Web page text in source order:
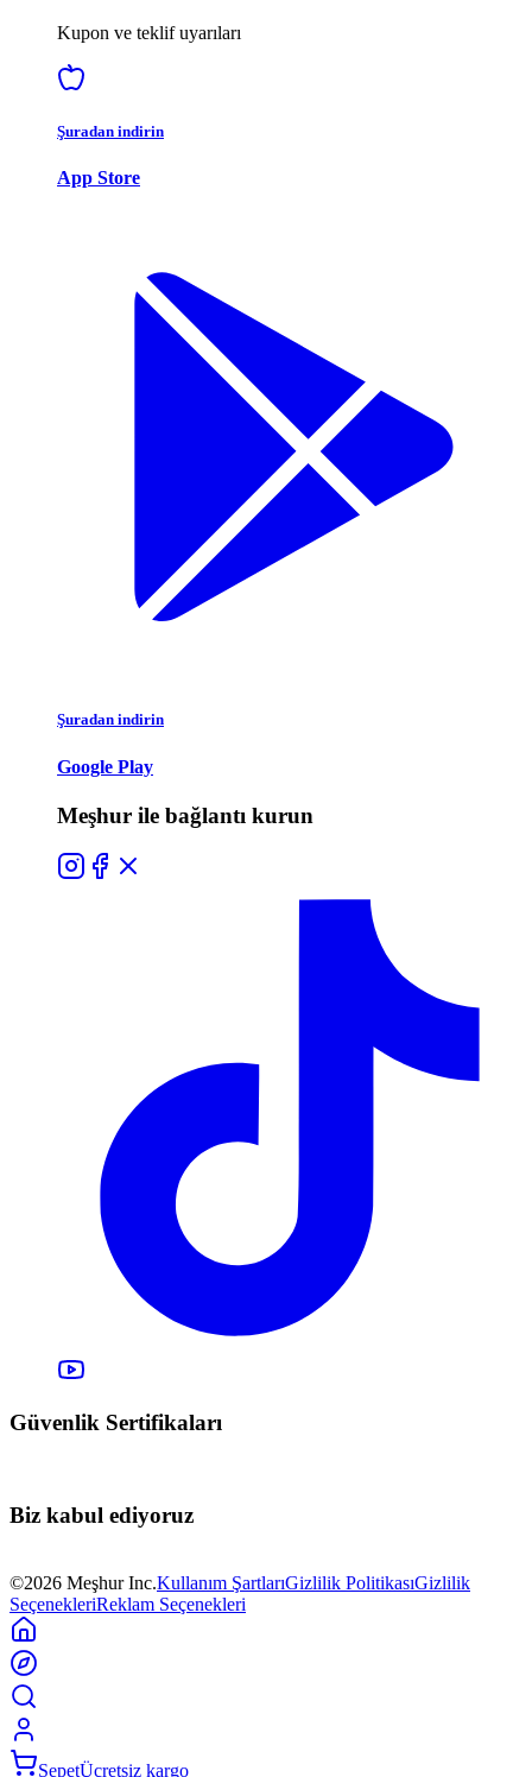
Kupon ve teklif uyarıları
Şuradan indirin
App Store
Şuradan indirin
Google Play
Meşhur ile bağlantı kurun
Güvenlik Sertifikaları
Biz kabul ediyoruz
©2026 Meşhur Inc.Kullanım ŞartlarıGizlilik PolitikasıGizlilik
SeçenekleriReklam Seçenekleri
SepetÜcretsiz kargo